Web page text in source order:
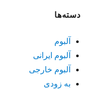
دسته‌ها
آلبوم
آلبوم ایرانی
آلبوم خارجی
به زودی